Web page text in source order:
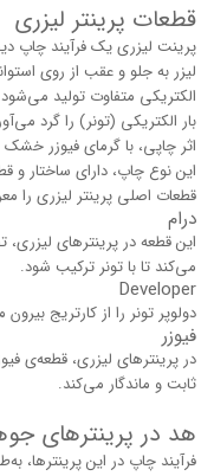
قطعات پرینتر لیزری
پرینت لیزری یک فرآیند چاپ
لیزر به جلو و عقب از روی
الکتریکی متفاوت تولید
بار الکتریکی (تونر) را گرد
اثر چاپی، با گرمای فیوزر
این نوع چاپ، دارای ساختار
قطعات اصلی پرینتر لیزری را
درام
این قطعه در پرینترهای لیزری،
می‌کند تا با تونر ترکیب شود.
Developer
دولوپر تونر را از کارتریج
فیوزر
در پرینترهای لیزری، قطعه‌ی
ثابت و ماندگار می‌کند.
هد در پرینترهای
فرآیند چاپ در این پرینترها،